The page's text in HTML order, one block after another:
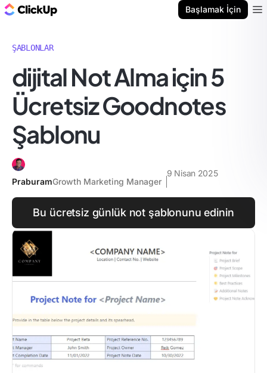
Başlamak İçin
ŞABLONLAR
dijital Not Alma için 5
Ücretsiz Goodnotes
Şablonu
PraburamGrowth Marketing Manager
9 Nisan 2025
Bu ücretsiz günlük not şablonunu edinin